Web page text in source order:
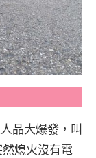
品大爆發，叫
熄火沒有電